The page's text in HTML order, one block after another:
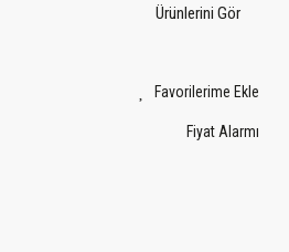
Ürünlerini Gör
Fiyat Alarmı